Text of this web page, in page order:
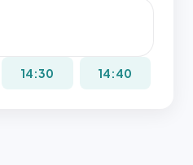
14:30 14:40